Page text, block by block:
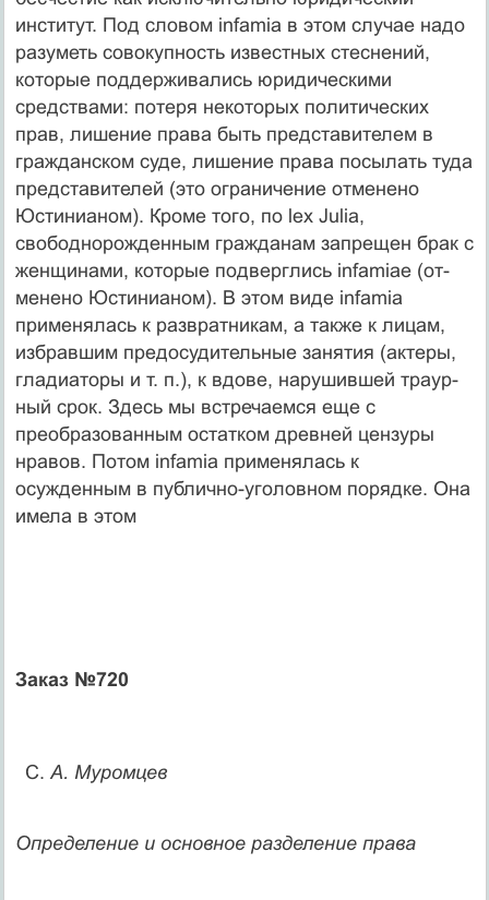
институт. Под словом infamia в этом случае надо
разуметь совокупность известных стесне­ний,
которые поддерживались юридическими
средствами: по­теря некоторых политических
прав, лишение права быть пред­ставителем в
гражданском суде, лишение права посылать туда
представителей (это ограничение отменено
Юстинианом). Кроме того, по lex Julia,
свободнорожденным гражданам зап­рещен брак с
женщинами, которые подверглись infamiae (от­
менено Юстинианом). В этом виде infamia
применялась к раз­вратникам, а также к лицам,
избравшим предосудительные занятия (актеры,
гладиаторы и т. п.), к вдове, нарушившей траур­
ный срок. Здесь мы встречаемся еще с
преобразованным ос­татком древней цензуры
нравов. Потом infamia применялась к
осужденным в публично-уголовном порядке. Она
имела в этом
Заказ №720
С. А. Муромцев
Определение и основное разделение права